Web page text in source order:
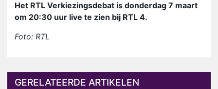
Het RTL Verkiezingsdebat is donderdag 7 maart
om 20:30 uur live te zien bij RTL 4.
Foto: RTL
GERELATEERDE ARTIKELEN